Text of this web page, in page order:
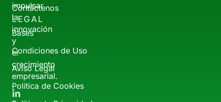
impulsar
la
innovación
y
el
crecimiento
empresarial.
Contáctenos
LEGAL
Bases
Condiciones de Uso
Aviso Legal
Política de Cookies